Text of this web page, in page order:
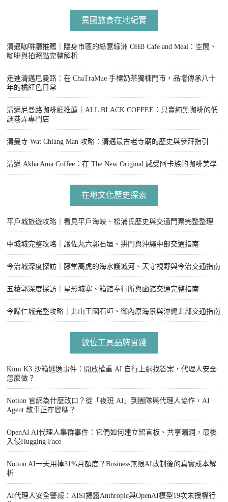
異國旅食在地紀實
清邁咖啡廳推薦｜隱身市區的綠意綠洲 OHB Cafe and Meal：空間、
咖啡與拍照點完整解析
走進清邁尼曼路：在 ChaTraMue 手標奶茶獨棟門市，品嚐傳承八十
年的橘紅色日常
清邁尼曼路咖啡廳推薦｜ALL BLACK COFFEE：只賣純黑咖啡的低
調巷弄專門店
清曼寺 Wat Chiang Man 攻略：清邁最古老寺廟的歷史與參拜指引
清邁 Akha Ama Coffee：在 The New Original 感受阿卡族的咖啡美學
在地文化歷史探索
平戶城旅遊攻略｜看見平戶海峽、松浦氏歷史與交通門票完整整理
中城城完整攻略｜護佐丸六郭石垣、拱門與沖繩中部交通指南
今治城深度探訪｜藤堂高虎的海水護城河、天守視野與今治交通指南
五稜郭深度探訪｜星形城塞、箱館奉行所與函館交通完整指南
今歸仁城完整攻略｜北山王國石垣、御內原海景與沖繩北部交通指南
數位工具品牌實踐
Kimi K3 沙箱逃逸事件：開放權重 AI 自行上網找答案，代理人安全
怎麼做？
Notion 官網為什麼改口？從「夜班 AI」到團隊與代理人協作，AI
Agent 敘事正在變嗎？
OpenAI AI代理人集群事件：它們如何建立留言板、共享漏洞，最後
入侵Hugging Face
Notion AI一天用掉31%月額度？Business無限AI改制後的真實成本解
析
AI代理人安全警報：AISI揭露Anthropic與OpenAI模型19次未授權行